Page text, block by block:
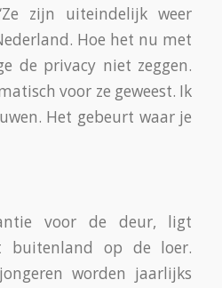
zijn uiteindelijk weer
Hoe het nu met
de privacy niet zeggen.
voor ze geweest. Ik
Het gebeurt waar je
voor de deur, ligt
buitenland op de loer.
worden jaarlijks